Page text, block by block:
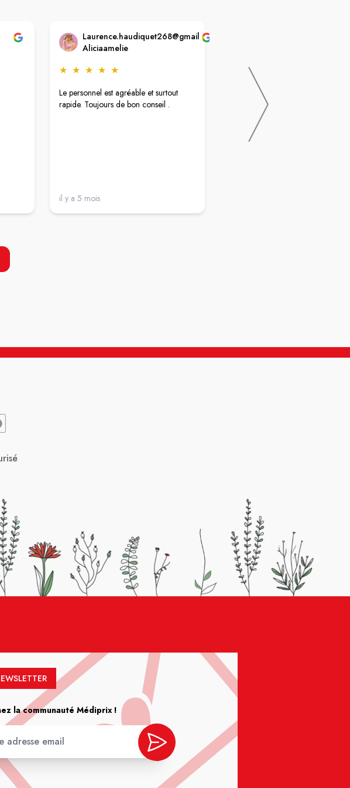
Laurence.haudiquet268@gmail.com
Aliciaamelie
★ ★ ★ ★ ★
Le personnel est agréable et surtout
rapide. Toujours de bon conseil .
il y a 5 mois
★
Super pharmacie avec des
qui ont toujours le sourire et qui
renseignent très bien
la communauté Médiprix !